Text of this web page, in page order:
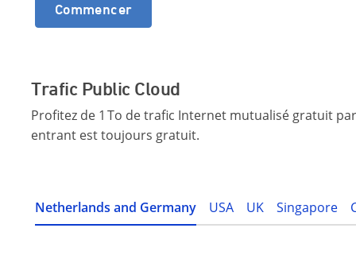
Commencer
Trafic Public Cloud
Profitez de 1 To de trafic Internet mutualisé gratuit
entrant est toujours gratuit.
Netherlands and Germany USA UK Singapore